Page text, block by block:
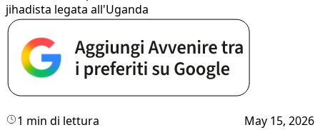
jihadista legata all'Uganda
1 min di lettura May 15, 2026